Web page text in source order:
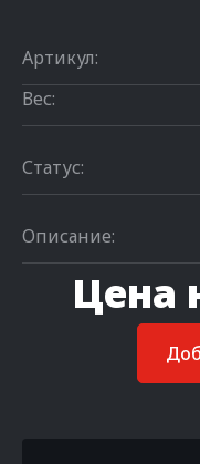
Артикул:
Вес:
Статус:
Описание:
Цена